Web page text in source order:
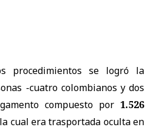
procedimientos se logró la
-cuatro colombianos y dos
compuesto por 1.526
cual era trasportada oculta en